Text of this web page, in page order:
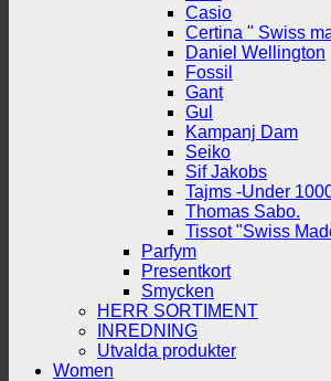
Casio
Certina " Swiss
Daniel Wellington
Fossil
Gant
Gul
Kampanj Dam
Seiko
Sif Jakobs
Tajms -Under
Thomas Sabo.
Tissot "Swiss
Parfym
Presentkort
Smycken
HERR SORTIMENT
INREDNING
Utvalda produkter
Women